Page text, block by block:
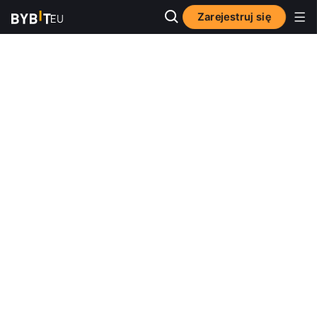
Zarejestruj się